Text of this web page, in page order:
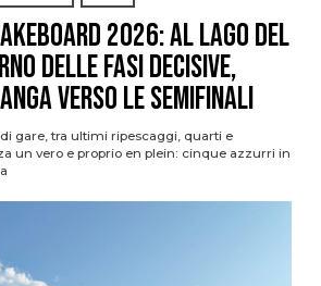
2026: al Lago del
delle fasi decisive,
verso le semifinali
gare, tra ultimi ripescaggi, quarti e
un vero e proprio en plein: cinque azzurri in